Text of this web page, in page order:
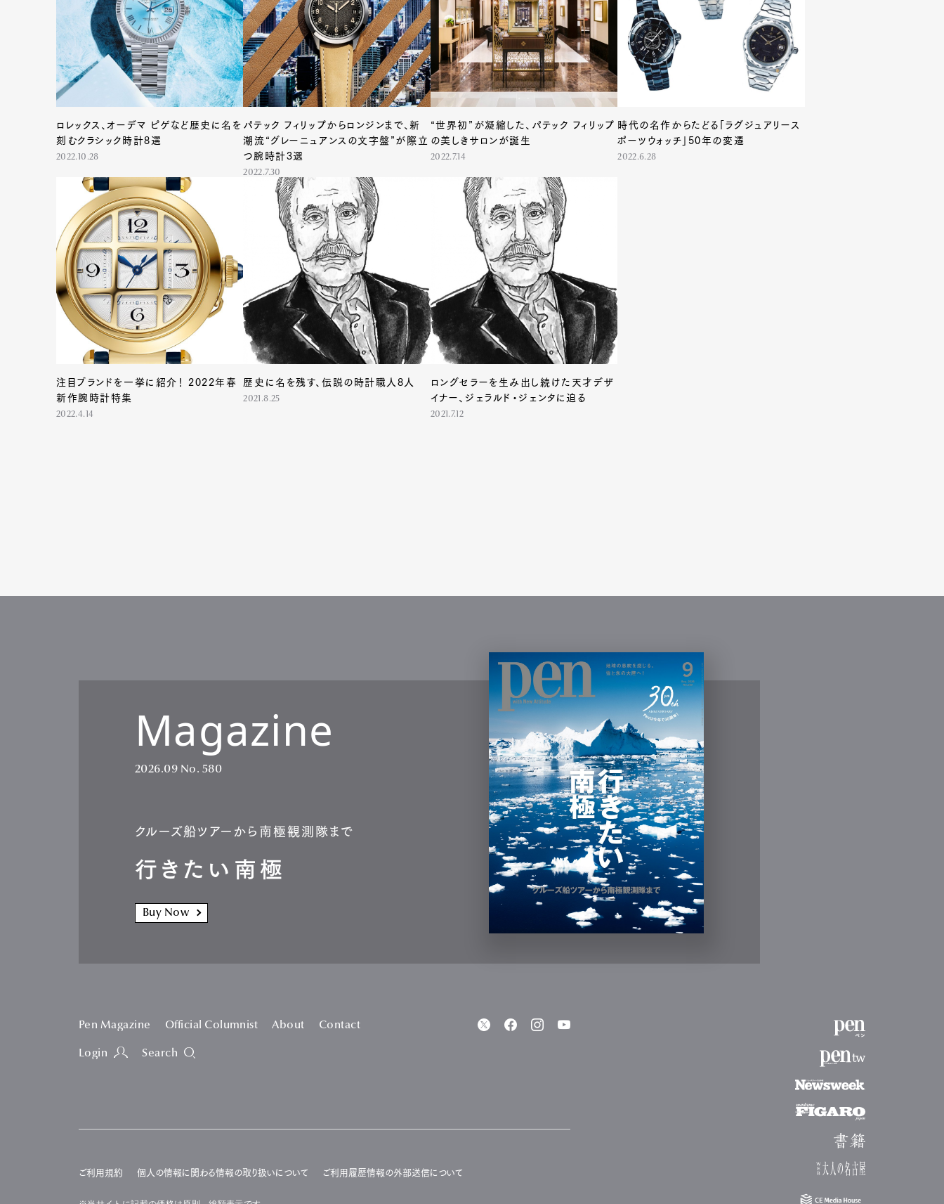
Art&Design Watch
Fashion
Gourmet
Cars Product
Culture
Lifestyle
Pen Membership Official Columnist
Pen Meet Pen international Pen tw
ロレックス、オーデマ ピゲなど歴史に名を
刻むクラシック時計8選
2022.10.28
パテック フィリップからロンジンまで、新
潮流“グレーニュアンスの文字盤”が際立
つ腕時計3選
2022.7.30
“世界初”が凝縮した、パテック フィリップ
の美しきサロンが誕生
2022.7.14
時代の名作からたどる「ラグジュアリース
ポーツウォッチ」50年の変遷
2022.6.28
注目ブランドを一挙に紹介！ 2022年春
新作腕時計特集
2022.4.14
歴史に名を残す、伝説の時計職人8人
2021.8.25
ロングセラーを生み出し続けた天才デザ
イナー、ジェラルド・ジェンタに迫る
2021.7.12
Magazine
2026.09 No. 580
クルーズ船ツアーから南極観測隊まで
行きたい南極
Buy Now
Pen Magazine Official Columnist About Contact
Login Search
ご利用規約 個人の情報に関わる情報の取り扱いについて ご利用履歴情報の外部送信について